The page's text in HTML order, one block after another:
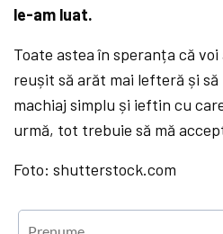
le-am luat.
Toate astea în speranța că
reușit să arăt mai lefteră și
machiaj simplu și ieftin cu
urmă, tot trebuie să mă
Foto: shutterstock.com